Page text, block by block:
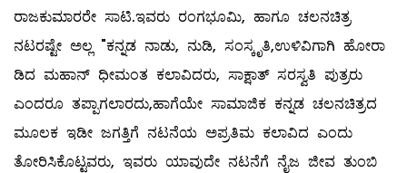
ರಾಜಕುಮಾರರೇ ಸಾಟಿ.ಇವರು ರಂಗಭೂಮಿ, ಹಾಗೂ ಚಲನಚಿತ್ರ
ನಟರಷ್ಟೇ ಅಲ್ಲ "ಕನ್ನಡ ನಾಡು, ನುಡಿ, ಸಂಸ್ಕೃತಿ,ಉಳಿವಿಗಾಗಿ ಹೋರಾ
ಡಿದ ಮಹಾನ್ ಧೀಮಂತ ಕಲಾವಿದರು, ಸಾಕ್ಷಾತ್ ಸರಸ್ವತಿ ಪುತ್ರರು
ಎಂದರೂ ತಪ್ಪಾಗಲಾರದು,ಹಾಗೆಯೇ ಸಾಮಾಜಿಕ ಕನ್ನಡ ಚಲನಚಿತ್ರದ
ಮೂಲಕ ಇಡೀ ಜಗತ್ತಿಗೆ ನಟನೆಯ ಅಪ್ರತಿಮ ಕಲಾವಿದ ಎಂದು
ತೋರಿಸಿಕೊಟ್ಟವರು, ಇವರು ಯಾವುದೇ ನಟನೆಗೆ ನೈಜ ಜೀವ ತುಂಬಿ